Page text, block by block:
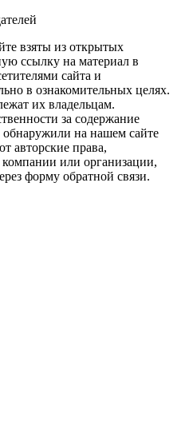
взяты из открытых
ссылку на материал в
сайта и
в ознакомительных целях.
их владельцам.
за содержание
на нашем сайте
авторские права,
или организации,
форму обратной связи.